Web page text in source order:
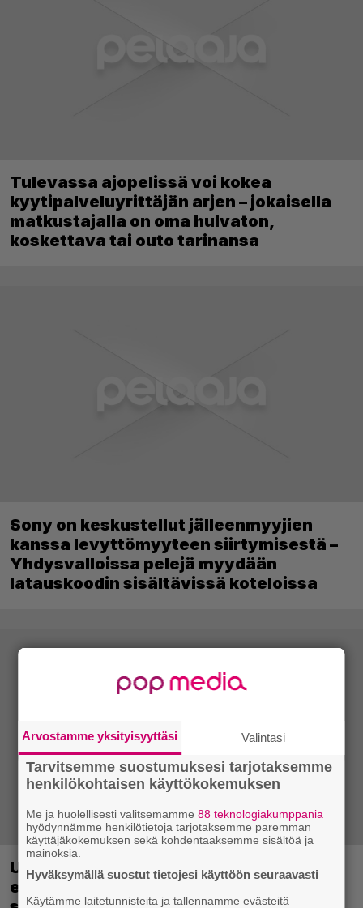
Tulevassa ajopelissä voi kokea
kyytipalveluyrittäjän arjen – jokaisella
matkustajalla on oma hulvaton,
koskettava tai outo tarinansa
Sony on keskustellut jälleenmyyjien
kanssa levyttömyyteen siirtymisestä –
Yhdysvalloissa pelejä myydään
latauskoodin sisältävissä koteloissa
Uutta PS5-pulmahyppelyä kuvaillaan
ensimmäiseksi peliksi, joka on
Arvostamme yksityisyyttäsi Valintasi
Tarvitsemme suostumuksesi tarjotaksemme
henkilökohtaisen käyttökokemuksen
Me ja huolellisesti valitsemamme88 teknologiakumppania
hyödynnämme henkilötietoja tarjotaksemme paremman
käyttäjäkokemuksen sekä kohdentaaksemme sisältöä ja
mainoksia.
Hyväksymällä suostut tietojesi käyttöön seuraavasti
Käytämme laitetunnisteita ja tallennamme evästeitä